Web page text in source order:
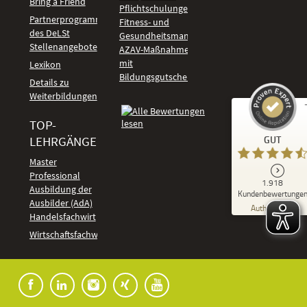
Partnerprogramm
des DeLSt
Stellenangebote
Lexikon
Details zu
Weiterbildungen
TOP-
LEHRGÄNGE
Master
Professional
Ausbildung der
Ausbilder (AdA)
Handelsfachwirt
Wirtschaftsfachwirt
Pflichtschulungen
Fitness- und
Gesundheitsmanagement
AZAV-Maßnahmen
mit
Bildungsgutschein
GUT
1.918
Kundenbewertungen
Authentizität
Kundenbewertungen und Erfahrungen zu
DeLSt - Deutsches eLearning Studieninstitut
92
%
Empfehlungen auf
ProvenExpert.com
anderen Quellen